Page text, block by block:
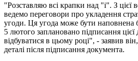
"Розставляю всі крапки над "і". З
ведемо переговори про укладення
угоди. Ця угода може бути наповнена
5 лютого заплановано підписання
відбуватися в цьому році", - заявив
деталі після підписання документа.